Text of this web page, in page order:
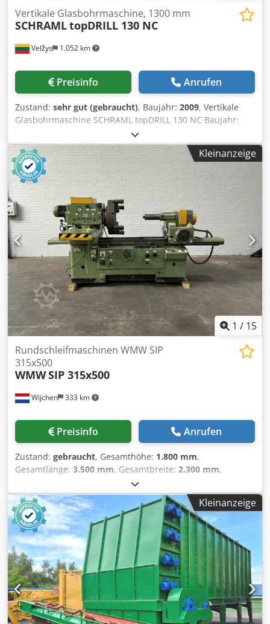
Velžys 1.052 km
Vertikale Glasbohrmaschine, 1300 mm
SCHRAMLtopDRILL 130 NC
Preisinfo Anrufen
Zustand: sehr gut (gebraucht), Baujahr: 2009, Vertikale
Glasbohrmaschine SCHRAML topDRILL 130 NC Baujahr:
2009 Maximale Arbeitshöhe: 1300 mm NC-gesteuert
Dodpfxsyfrvye Aqcjwa In sehr gutem und sauberem
Zustand Als ist Sofort verfügbar
Kleinanzeige
1 / 15
Wijchen 333 km
Rundschleifmaschinen WMW SIP
315x500
WMWSIP 315x500
Preisinfo Anrufen
Zustand: gebraucht, Gesamthöhe: 1.800 mm,
Gesamtlänge: 3.500 mm, Gesamtbreite: 2.300 mm,
Leergewicht: 5.800 kg Preis: Auf Anfrage
Schleifdurchmesser: 315mm Schleiftiefe: 500mm
Drehdurchmesser: 500/600mm Schlag von Schleiftisch:
800mm - Dokumentation verfügbar: Nein - CE-Zertifikat
vorhanden: Nein - Seriennummer: 31577 Dsdpfx Aqowya A
Secswa - Ansteuerung: Konventionell - Schleifdurchmesser
[mm]: 315 - X-Achse Verfahrweg [mm]: 800 -
Transportmaße: 3500mm x 2300mm x 1800mm (l x b x h) -
Transportgewicht [kg]: 5800kg - Transportpakete [Stk.]: 1
Finanzielle Informationen Mehrwertsteuer: Der
angegebene Preis versteht sich zzgl. Mehrwertsteuer
Mehrwertsteuer/Differenzbesteuerung: Mehrwertsteuer
Kleinanzeige